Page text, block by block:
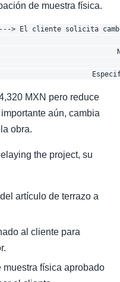
de muestra física.
> El cliente solicita
MXN pero reduce
aún, cambia
obra.
the project, su
artículo de terrazo a
al cliente para
muestra física aprobado